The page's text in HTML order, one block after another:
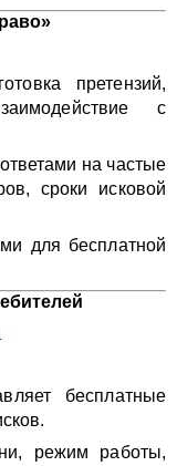
претензий,
с
на частые
сроки исковой
для бесплатной
бесплатные
режим работы,